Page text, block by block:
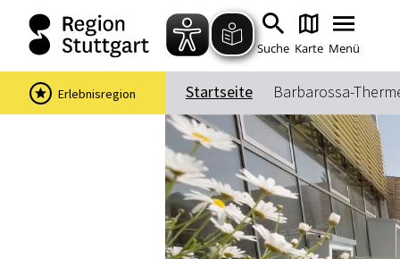
Suche Karte Menü
Startseite Barbarossa-
Erlebnisregion